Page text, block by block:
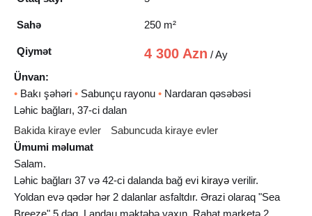
Sahə 250 m²
Qiymət 4 300 Azn / Ay
Ünvan:
• Bakı şəhəri • Sabunçu rayonu • Nardaran qəsəbəsi
Ləhic bağları, 37-ci dalan
Bakida kiraye evler
Sabuncuda kiraye evler
Ümumi məlumat
Salam.
Ləhic bağları 37 və 42-ci dalanda bağ evi kirayə verilir.
Yoldan evə qədər hər 2 dalanlar asfaltdır. Ərazi olaraq "Sea
Breeze" 5 dəq, Landau məktəbə yaxın, Rahat marketə 2